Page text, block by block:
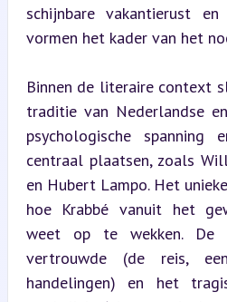
schijnbare vakantierust
vormen het kader van het
Binnen de literaire context
traditie van Nederlandse
psychologische spanning
centraal plaatsen, zoals
en Hubert Lampo. Het
hoe Krabbé vanuit het
weet op te wekken. De
vertrouwde (de reis,
handelingen) en het